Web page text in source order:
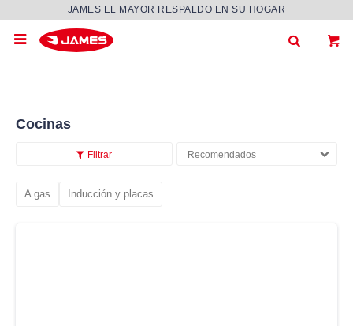
JAMES EL MAYOR RESPALDO EN SU HOGAR

Cocinas
Recomendados
A gas Inducción y placas